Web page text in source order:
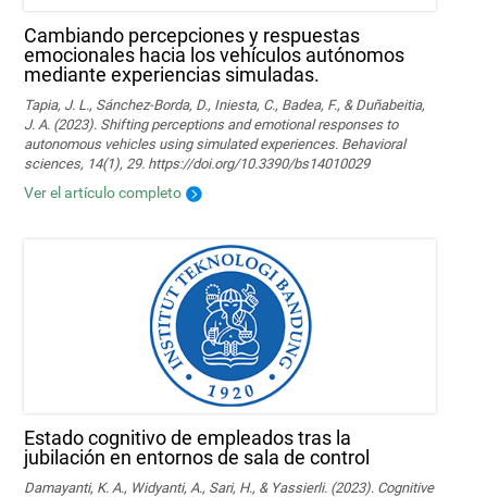
Cambiando percepciones y respuestas
emocionales hacia los vehículos autónomos
mediante experiencias simuladas.
Tapia, J. L., Sánchez-Borda, D., Iniesta, C., Badea, F., & Duñabeitia,
J. A. (2023). Shifting perceptions and emotional responses to
autonomous vehicles using simulated experiences. Behavioral
sciences, 14(1), 29. https://doi.org/10.3390/bs14010029
Ver el artículo completo
Estado cognitivo de empleados tras la
jubilación en entornos de sala de control
Damayanti, K. A., Widyanti, A., Sari, H., & Yassierli. (2023). Cognitive